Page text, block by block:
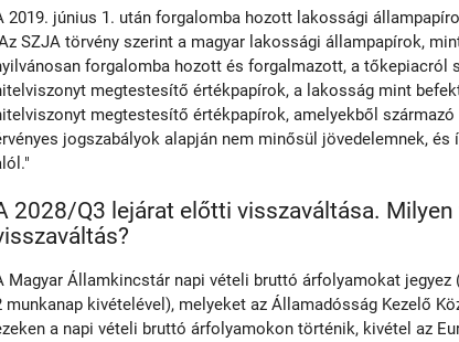
2019. június 1. után forgalomba hozott lakossági
SZJA törvény szerint a magyar lakossági állampapírok,
forgalomba hozott és forgalmazott, a tőkepiacról
megtestesítő értékpapírok, a lakosság mint
megtestesítő értékpapírok, amelyekből származó
jogszabályok alapján nem minősül jövedelemnek,
2028/Q3 lejárat előtti visszaváltása.
Magyar Államkincstár napi vételi bruttó árfolyamokat
munkanap kivételével), melyeket az Államadósság Kezelő
a napi vételi bruttó árfolyamokon történik, kivétel az